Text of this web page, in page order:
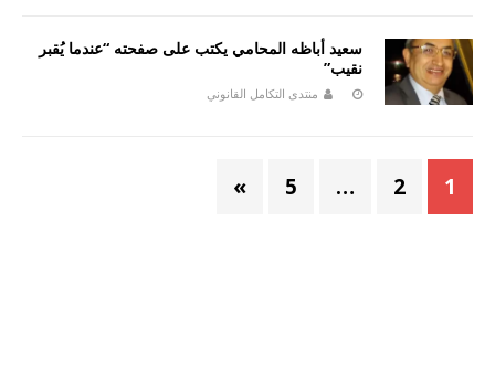
سعيد أباظه المحامي يكتب على صفحته “عندما يُقبر
نقيب”
منتدى التكامل القانوني
1
2
…
5
»